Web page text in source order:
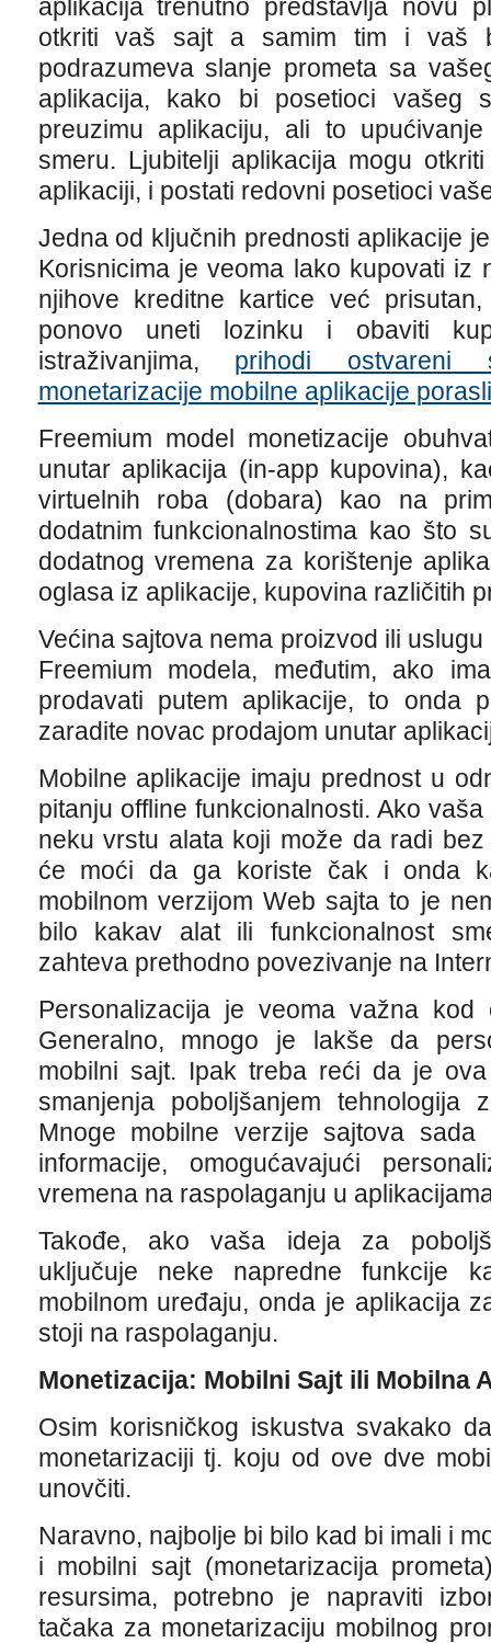
aplikacija trenutno predstavlja novu
otkriti vaš sajt a samim tim i vaš
podrazumeva slanje prometa sa
aplikacija, kako bi posetioci vašeg
preuzimu aplikaciju, ali to
smeru. Ljubitelji aplikacija mogu
aplikaciji, i postati redovni posetioci
Jedna od ključnih prednosti aplikacije
Korisnicima je veoma lako kupovati iz
njihove kreditne kartice već
ponovo uneti lozinku i obaviti
istraživanjima, prihodi ostvareni
monetarizacije mobilne aplikacije
Freemium model monetizacije
unutar aplikacija (in-app kupovina),
virtuelnih roba (dobara) kao na
dodatnim funkcionalnostima kao što
dodatnog vremena za korištenje
oglasa iz aplikacije, kupovina različitih
Većina sajtova nema proizvod ili
Freemium modela, međutim, ako
prodavati putem aplikacije, to onda
zaradite novac prodajom unutar
Mobilne aplikacije imaju prednost u
pitanju offline funkcionalnosti. Ako
neku vrstu alata koji može da radi
će moći da ga koriste čak i onda
mobilnom verzijom Web sajta to je
bilo kakav alat ili funkcionalnost
zahteva prethodno povezivanje na
Personalizacija je veoma važna kod
Generalno, mnogo je lakše da
mobilni sajt. Ipak treba reći da je
smanjenja poboljšanjem tehnologija
Mnoge mobilne verzije sajtova sada
informacije, omogućavajući
vremena na raspolaganju u
Takođe, ako vaša ideja za
uključuje neke napredne funkcije
mobilnom uređaju, onda je aplikacija
stoji na raspolaganju.
Monetizacija: Mobilni Sajt ili Mobilna
Osim korisničkog iskustva svakako
monetarizaciji tj. koju od ove dve
unovčiti.
Naravno, najbolje bi bilo kad bi imali i
i mobilni sajt (monetarizacija
resursima, potrebno je napraviti
tačaka za monetarizaciju mobilnog